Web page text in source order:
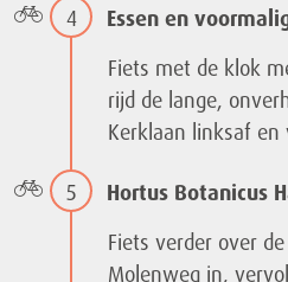
4
Essen en
Fiets met de klok
rijd de lange,
Kerklaan linksaf en
5
Hortus Botanicus
Fiets verder over
Molenweg in,